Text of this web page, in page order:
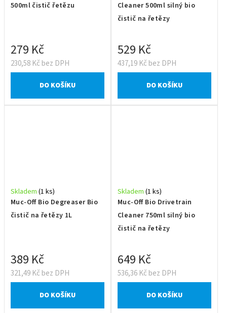
500ml čistič řetězu
230,58 Kč bez DPH
279 Kč
DO KOŠÍKU
Cleaner 500ml silný bio
čistič na řetězy
437,19 Kč bez DPH
529 Kč
DO KOŠÍKU
Muc-Off Bio Degreaser Bio
čistič na řetězy 1L
Skladem (1 ks)
321,49 Kč bez DPH
389 Kč
DO KOŠÍKU
Muc-Off Bio Drivetrain
Cleaner 750ml silný bio
čistič na řetězy
Skladem (1 ks)
536,36 Kč bez DPH
649 Kč
DO KOŠÍKU